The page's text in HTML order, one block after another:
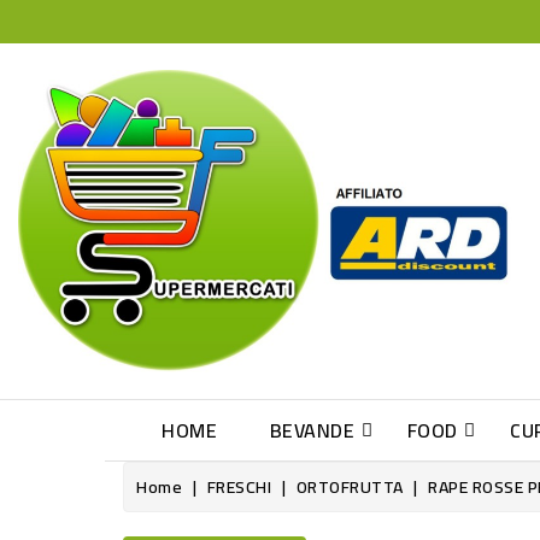
HOME BEVANDE FOOD
Home FRESCHI ORTOFRUTTA RAPE ROSSE